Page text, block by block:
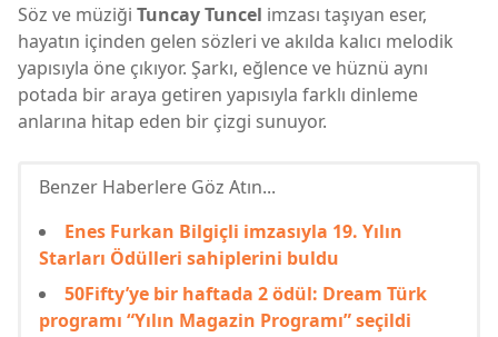
Söz ve müziği Tuncay Tuncel imzası taşıyan eser,
hayatın içinden gelen sözleri ve akılda kalıcı melodik
yapısıyla öne çıkıyor. Şarkı, eğlence ve hüznü aynı
potada bir araya getiren yapısıyla farklı dinleme
anlarına hitap eden bir çizgi sunuyor.
Benzer Haberlere Göz Atın...
Enes Furkan Bilgiçli imzasıyla 19. Yılın
Starları Ödülleri sahiplerini buldu
50Fifty’ye bir haftada 2 ödül: Dream Türk
programı “Yılın Magazin Programı” seçildi